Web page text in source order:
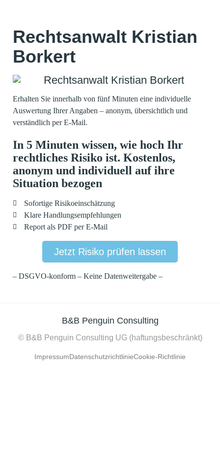
Rechtsanwalt Kristian
Borkert
Erhalten Sie innerhalb von fünf Minuten eine individuelle
Auswertung Ihrer Angaben – anonym, übersichtlich und
verständlich per E-Mail.
In 5 Minuten wissen, wie hoch Ihr
rechtliches Risiko ist. Kostenlos,
anonym und individuell auf ihre
Situation bezogen
Sofortige Risikoeinschätzung
Klare Handlungsempfehlungen
Report als PDF per E-Mail
Jetzt Risiko prüfen lassen
– DSGVO-konform – Keine Datenweitergabe –
B&B Penguin Consulting
© B&B Penguin Consulting UG (haftungsbeschränkt)
ImpressumDatenschutzrichtlinieCookie-Richtlinie